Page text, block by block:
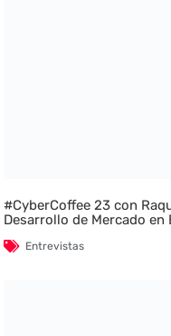
#CyberCoffee 23 con
Desarrollo de Mercado
Entrevistas